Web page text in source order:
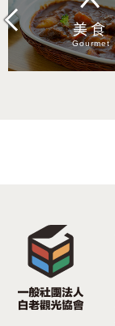
Previous
美食
Gourmet